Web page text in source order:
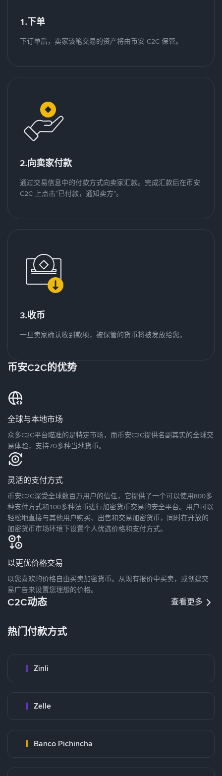
1.下单
下订单后，卖家该笔交易的资产将由币安 C2C 保管。
2.向卖家付款
通过交易信息中的付款方式向卖家汇款。完成汇款后在币安
C2C 上点击“已付款，通知卖方”。
3.收币
一旦卖家确认收到款项，被保管的货币将被发放给您。
币安C2C的优势
全球与本地市场
众多C2C平台瞄准的是特定市场，而币安C2C提供名副其实的全球交
易体验，支持70多种当地货币。
灵活的支付方式
币安C2C深受全球数百万用户的信任，它提供了一个可以使用800多
种支付方式和100多种法币进行加密货币交易的安全平台。用户可以
轻松地直接与其他用户购买、出售和交易加密货币，同时在开放的
加密货币市场环境下设置个人优选价格和支付方式。
以更优价格交易
以您喜欢的价格自由买卖加密货币。从现有报价中买卖，或创建交
易广告来设置您理想的价格。
C2C动态 查看更多
热门付款方式
Zinli
Zelle
Banco Pichincha